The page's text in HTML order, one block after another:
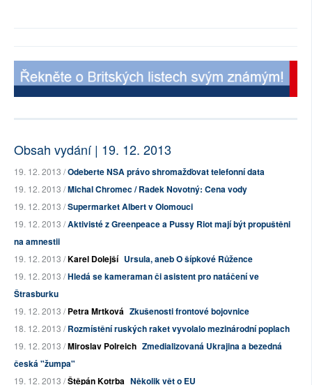
Obsah vydání | 19. 12. 2013
19. 12. 2013 /Odeberte NSA právo shromažďovat telefonní data
19. 12. 2013 /Michal Chromec / Radek Novotný: Cena vody
19. 12. 2013 /Supermarket Albert v Olomouci
19. 12. 2013 /Aktivisté z Greenpeace a Pussy Riot mají být propuštěni
na amnestii
19. 12. 2013 /Karel Dolejší Ursula, aneb O šípkové Růžence
19. 12. 2013 /Hledá se kameraman či asistent pro natáčení ve
Štrasburku
19. 12. 2013 /Petra Mrtková Zkušenosti frontové bojovnice
18. 12. 2013 /Rozmístění ruských raket vyvolalo mezinárodní poplach
19. 12. 2013 /Miroslav Polreich Zmedializovaná Ukrajina a bezedná
česká "žumpa"
19. 12. 2013 /Štěpán Kotrba Několik vět o EU